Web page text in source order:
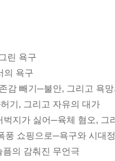
린 욕구
의 욕구
감 빼기─불안, 그리고 욕
기, 그리고 자유의 대가
벅지가 싫어─육체 혐오, 그
풍 쇼핑으로─욕구와 시대
의 감춰진 무언극